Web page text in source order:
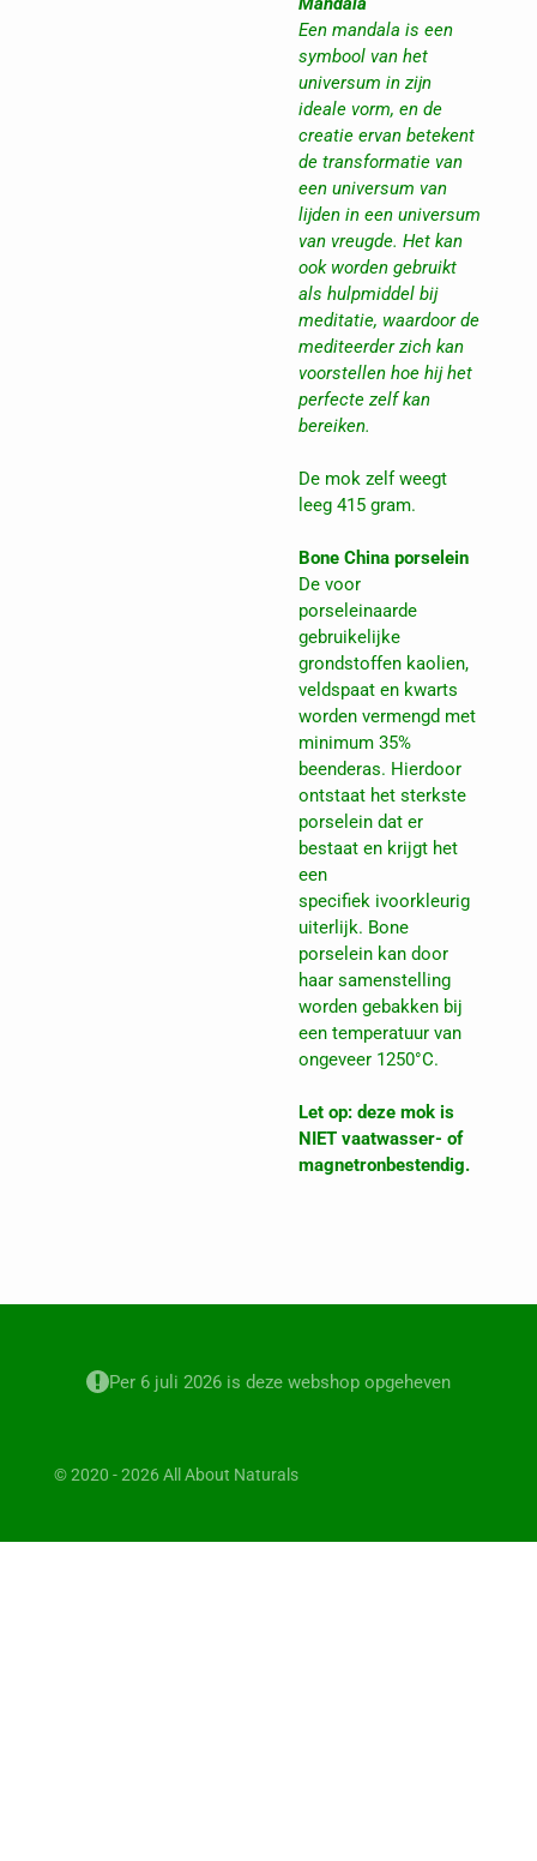
Een mandala is een
symbool van het
universum in zijn
ideale vorm, en de
creatie ervan betekent
de transformatie van
een universum van
lijden in een universum
van vreugde. Het kan
ook worden gebruikt
als hulpmiddel bij
meditatie, waardoor de
mediteerder zich kan
voorstellen hoe hij het
perfecte zelf kan
bereiken.
De mok zelf weegt
leeg 415 gram.
Bone China porselein
De voor
porseleinaarde
gebruikelijke
grondstoffen kaolien,
veldspaat en kwarts
worden vermengd met
minimum 35%
beenderas. Hierdoor
ontstaat het sterkste
porselein dat er
bestaat en krijgt het
een
specifiek ivoorkleurig
uiterlijk. Bone
porselein kan door
haar samenstelling
worden gebakken bij
een temperatuur van
ongeveer 1250°C.
Let op: deze mok is
NIET vaatwasser- of
magnetronbestendig.
Per 6 juli 2026 is deze webshop opgeheven
© 2020 - 2026 All About Naturals